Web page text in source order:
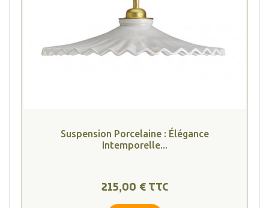
Suspension Porcelaine : Élégance
Intemporelle...
215,00 € TTC